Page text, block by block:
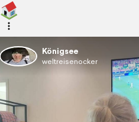
Königsee
weltreisenocker